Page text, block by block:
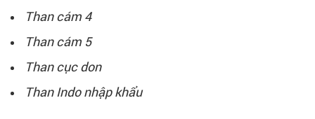
Than cám 4
Than cám 5
Than cục don
Than Indo nhập khẩu